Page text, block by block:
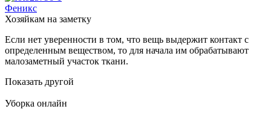
Феникс
Хозяйкам на заметку
Если нет уверенности в том, что вещь выдержит контакт с
определенным веществом, то для начала им обрабатывают
малозаметный участок ткани.
Показать другой
Уборка онлайн